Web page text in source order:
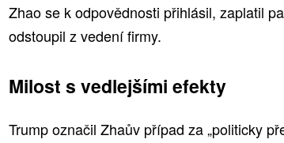
Zhao se k odpovědnosti přihlásil, zaplatil
odstoupil z vedení firmy.
Milost s vedlejšími efekty
Trump označil Zhaův případ za „politicky